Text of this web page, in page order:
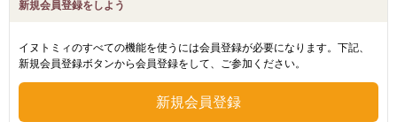
新規会員登録をしよう
イヌトミィのすべての機能を使うには会員登録が必要になります。下記、
新規会員登録ボタンから会員登録をして、ご参加ください。